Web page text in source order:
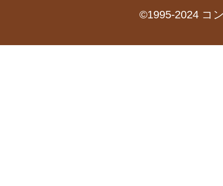
©1995-2024 コ